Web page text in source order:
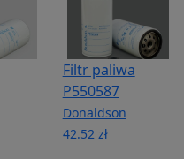
Filtr paliwa
P550587
Donaldson
42.52 zł